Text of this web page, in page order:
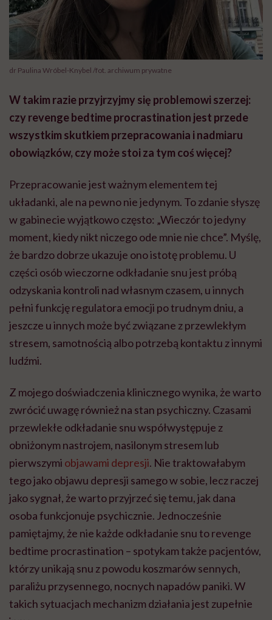
dr Paulina Wróbel-Knybel /fot. archiwum prywatne
W takim razie przyjrzyjmy się problemowi szerzej:
czy revenge bedtime procrastination jest przede
wszystkim skutkiem przepracowania i nadmiaru
obowiązków, czy może stoi za tym coś więcej?
Przepracowanie jest ważnym elementem tej
układanki, ale na pewno nie jedynym. To zdanie słyszę
w gabinecie wyjątkowo często: „Wieczór to jedyny
moment, kiedy nikt niczego ode mnie nie chce”. Myślę,
że bardzo dobrze ukazuje ono istotę problemu. U
części osób wieczorne odkładanie snu jest próbą
odzyskania kontroli nad własnym czasem, u innych
pełni funkcję regulatora emocji po trudnym dniu, a
jeszcze u innych może być związane z przewlekłym
stresem, samotnością albo potrzebą kontaktu z innymi
ludźmi.
Z mojego doświadczenia klinicznego wynika, że warto
zwrócić uwagę również na stan psychiczny. Czasami
przewlekłe odkładanie snu współwystępuje z
obniżonym nastrojem, nasilonym stresem lub
pierwszymi objawami depresji. Nie traktowałabym
tego jako objawu depresji samego w sobie, lecz raczej
jako sygnał, że warto przyjrzeć się temu, jak dana
osoba funkcjonuje psychicznie. Jednocześnie
pamiętajmy, że nie każde odkładanie snu to revenge
bedtime procrastination – spotykam także pacjentów,
którzy unikają snu z powodu koszmarów sennych,
paraliżu przysennego, nocnych napadów paniki. W
takich sytuacjach mechanizm działania jest zupełnie